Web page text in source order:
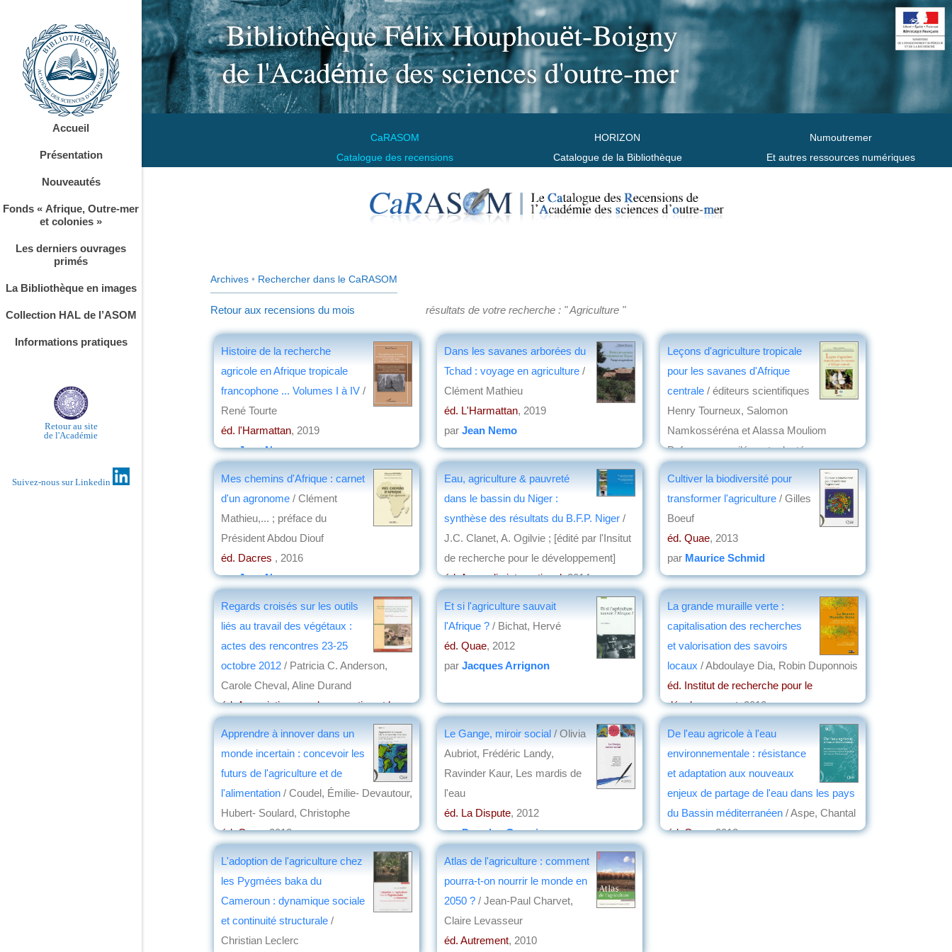
CaRASOM
Catalogue des recensions
HORIZON
Catalogue de la Bibliothèque
Numoutremer
Et autres ressources numériques
Accueil
Présentation
Nouveautés
Fonds « Afrique, Outre-mer
et colonies »
Les derniers ouvrages
primés
La Bibliothèque en images
Collection HAL de l’ASOM
Informations pratiques
Retour au site
de l'Académie
Suivez-nous sur Linkedin
Archives • Rechercher dans le CaRASOM
Retour aux recensions du mois résultats de votre recherche : " Agriculture "
Histoire de la recherche
agricole en Afrique tropicale
francophone ... Volumes I à IV /
René Tourte
éd. l'Harmattan, 2019
parJean Nemo
Dans les savanes arborées du
Tchad : voyage en agriculture /
Clément Mathieu
éd. L'Harmattan, 2019
par Jean Nemo
Leçons d'agriculture tropicale
pour les savanes d'Afrique
centrale / éditeurs scientifiques
Henry Tourneux, Salomon
Namkosséréna et Alassa Mouliom
Pefoura ; compilées et adaptées en
français simplifié par Henry Tourneux ;
avec une préface de Seïny Boukar
Mes chemins d'Afrique : carnet
d'un agronome / Clément
Mathieu,... ; préface du
Président Abdou Diouf
éd. Dacres , 2016
parJean Nemo
Eau, agriculture & pauvreté
dans le bassin du Niger :
synthèse des résultats du B.F.P. Niger /
J.C. Clanet, A. Ogilvie ; [édité par l'Insitut
de recherche pour le développement]
éd. Agropolis international, 2014
Cultiver la biodiversité pour
transformer l'agriculture / Gilles
Boeuf
éd. Quae, 2013
par Maurice Schmid
Regards croisés sur les outils
liés au travail des végétaux :
actes des rencontres 23-25
octobre 2012 / Patricia C. Anderson,
Carole Cheval, Aline Durand
éd. Association pour la promotion et la
Et si l'agriculture sauvait
l'Afrique ? / Bichat, Hervé
éd. Quae, 2012
par Jacques Arrignon
La grande muraille verte :
capitalisation des recherches
et valorisation des savoirs
locaux / Abdoulaye Dia, Robin Duponnois
éd. Institut de recherche pour le
développement, 2012
Apprendre à innover dans un
monde incertain : concevoir les
futurs de l'agriculture et de
l'alimentation / Coudel, Émilie- Devautour,
Hubert- Soulard, Christophe
éd. Quae, 2012
Le Gange, miroir social / Olivia
Aubriot, Frédéric Landy,
Ravinder Kaur, Les mardis de
l'eau
éd. La Dispute, 2012
parDouglas Gressieux
De l'eau agricole à l'eau
environnementale : résistance
et adaptation aux nouveaux
enjeux de partage de l'eau dans les pays
du Bassin méditerranéen / Aspe, Chantal
éd. Quae, 2012
L'adoption de l'agriculture chez
les Pygmées baka du
Cameroun : dynamique sociale
et continuité structurale /
Christian Leclerc
Atlas de l'agriculture : comment
pourra-t-on nourrir le monde en
2050 ? / Jean-Paul Charvet,
Claire Levasseur
éd. Autrement, 2010